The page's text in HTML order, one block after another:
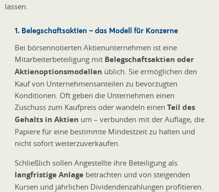
lassen.
1. Belegschaftsaktien – das Modell für Konzerne
Bei börsennotierten Aktienunternehmen ist eine
Mitarbeiterbeteiligung mit Belegschaftsaktien oder
Aktienoptionsmodellen üblich. Sie ermöglichen den
Kauf von Unternehmensanteilen zu bevorzugten
Konditionen. Oft geben die Unternehmen einen
Zuschuss zum Kaufpreis oder wandeln einen Teil des
Gehalts in Aktien um – verbunden mit der Auflage, die
Papiere für eine bestimmte Mindestzeit zu halten und
nicht sofort weiterzuverkaufen.
Schließlich sollen Angestellte ihre Beteiligung als
langfristige Anlage betrachten und von steigenden
Kursen und jährlichen Dividendenzahlungen profitieren.